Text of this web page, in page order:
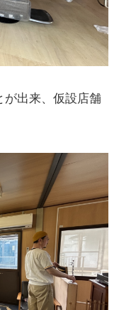
が出来、仮設店舗